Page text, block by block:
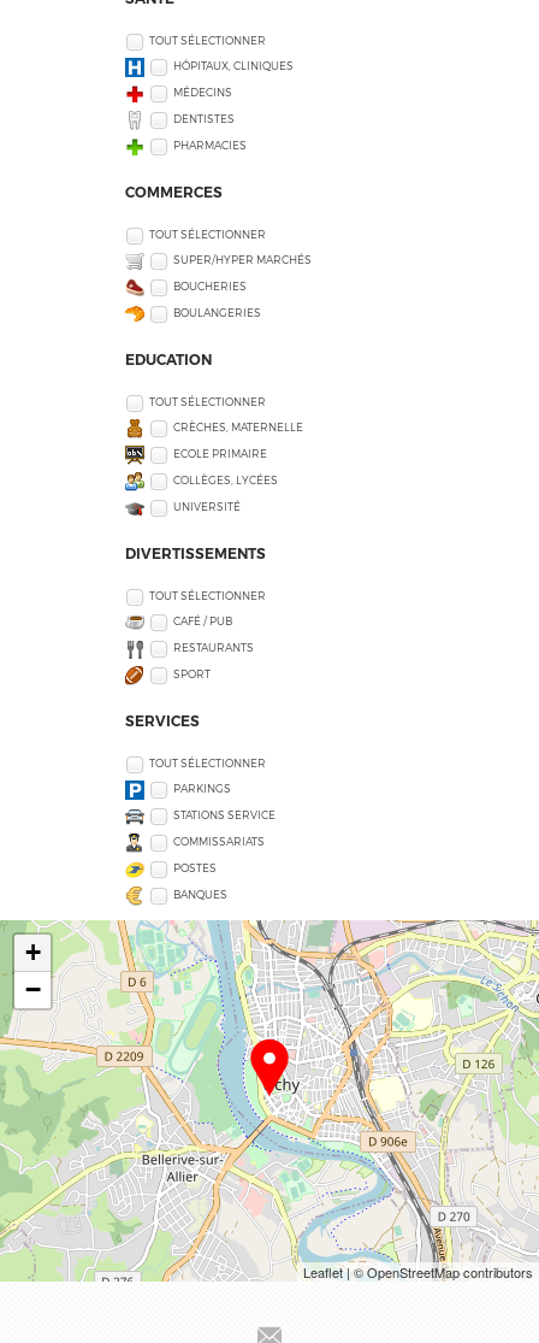
TOUT SÉLECTIONNER
HÔPITAUX, CLINIQUES
MÉDECINS
DENTISTES
PHARMACIES
COMMERCES
TOUT SÉLECTIONNER
SUPER/HYPER MARCHÉS
BOUCHERIES
BOULANGERIES
EDUCATION
TOUT SÉLECTIONNER
CRÈCHES, MATERNELLE
ECOLE PRIMAIRE
COLLÈGES, LYCÉES
UNIVERSITÉ
DIVERTISSEMENTS
TOUT SÉLECTIONNER
CAFÉ / PUB
RESTAURANTS
SPORT
SERVICES
TOUT SÉLECTIONNER
PARKINGS
STATIONS SERVICE
COMMISSARIATS
POSTES
BANQUES
+
−
Leaflet| © OpenStreetMap contributors